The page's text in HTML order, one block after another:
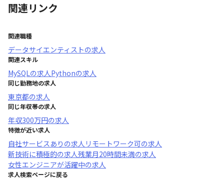
関連リンク
関連職種
データサイエンティストの求人
関連スキル
MySQLの求人Pythonの求人
同じ勤務地の求人
東京都の求人
同じ年収帯の求人
年収300万円の求人
特徴が近い求人
自社サービスあり の求人 リモートワーク可の求人
新技術に積極的の求人残業月20時間未満の求人
女性エンジニアが活躍中の求人
求人検索ページに戻る